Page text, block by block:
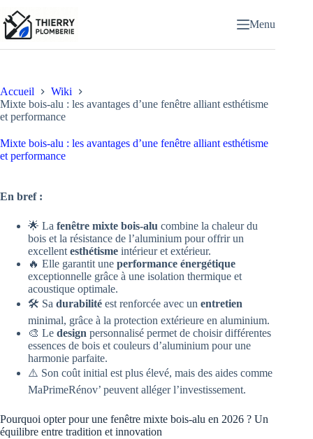
au
contenu
Menu
Accueil
Wiki
Mixte bois-alu : les avantages d’une fenêtre alliant esthétisme
et performance
Mixte bois-alu : les avantages d’une fenêtre alliant esthétisme
et performance
En bref :
🌟 La fenêtre mixte bois-alu combine la chaleur du
bois et la résistance de l’aluminium pour offrir un
excellent esthétisme intérieur et extérieur.
🔥 Elle garantit une performance énergétique
exceptionnelle grâce à une isolation thermique et
acoustique optimale.
🛠️ Sa durabilité est renforcée avec un entretien
minimal, grâce à la protection extérieure en aluminium.
🎨 Le design personnalisé permet de choisir différentes
essences de bois et couleurs d’aluminium pour une
harmonie parfaite.
⚠️ Son coût initial est plus élevé, mais des aides comme
MaPrimeRénov’ peuvent alléger l’investissement.
Pourquoi opter pour une fenêtre mixte bois-alu en 2026 ? Un
équilibre entre tradition et innovation